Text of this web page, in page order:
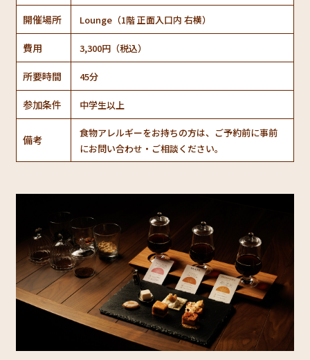
開催場所 Lounge（1階 正面入口内 右横）
費用 3,300円（税込）
所要時間 45分
参加条件 中学生以上
備考
食物アレルギーをお持ちの方は、ご予約前に事前
にお問い合わせ・ご相談ください。